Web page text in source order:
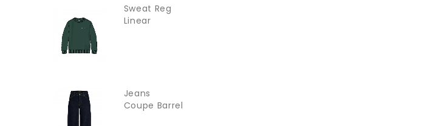
Sweat Reg
Linear
Jeans
Coupe Barrel